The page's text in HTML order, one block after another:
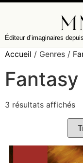
Éditeur d’imaginaires
Accueil / Genres /
3 résultats affichés